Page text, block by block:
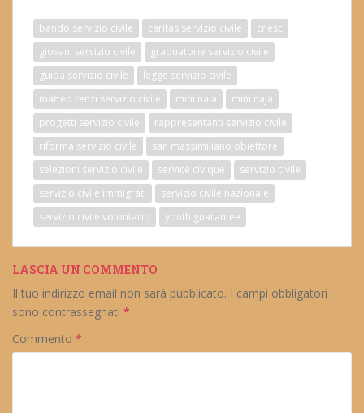
bando servizio civile caritas servizio civile
cnesc
giovani servizio civile
graduatorie servizio civile
guida servizio civile
legge servizio civile
matteo renzi servizio civile
mini naia
mini naja
progetti servizio civile
rappresentanti servizio civile
riforma servizio civile
san massimiliano obiettore
selezioni servizio civile
service civique
servizio civile
servizio civile immigrati
servizio civile nazionale
servizio civile volontario
youth guarantee
LASCIA UN COMMENTO
Il tuo indirizzo email non sarà pubblicato. I campi obbligatori
sono contrassegnati *
Commento *